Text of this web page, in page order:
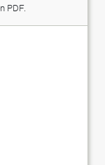
PDF.